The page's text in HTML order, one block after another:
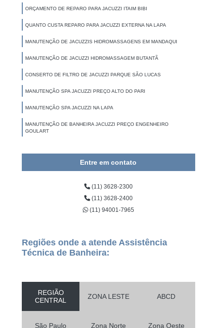
ORÇAMENTO DE REPARO PARA JACUZZI ITAIM BIBI
QUANTO CUSTA REPARO PARA JACUZZI EXTERNA NA LAPA
MANUTENÇÃO DE JACUZZIS HIDROMASSAGENS EM MANDAQUI
MANUTENÇÃO DE JACUZZI HIDROMASSAGEM BUTANTÃ
CONSERTO DE FILTRO DE JACUZZI PARQUE SÃO LUCAS
MANUTENÇÃO SPA JACUZZI PREÇO ALTO DO PARI
MANUTENÇÃO SPA JACUZZI NA LAPA
MANUTENÇÃO DE BANHEIRA JACUZZI PREÇO ENGENHEIRO
GOULART
Entre em contato
(11) 3628-2300
(11) 3628-2400
(11) 94001-7965
Regiões onde a atende Assistência
Técnica de Banheira:
REGIÃO
CENTRAL
ZONA LESTE ABCD
São Paulo Zona Norte Zona Oeste